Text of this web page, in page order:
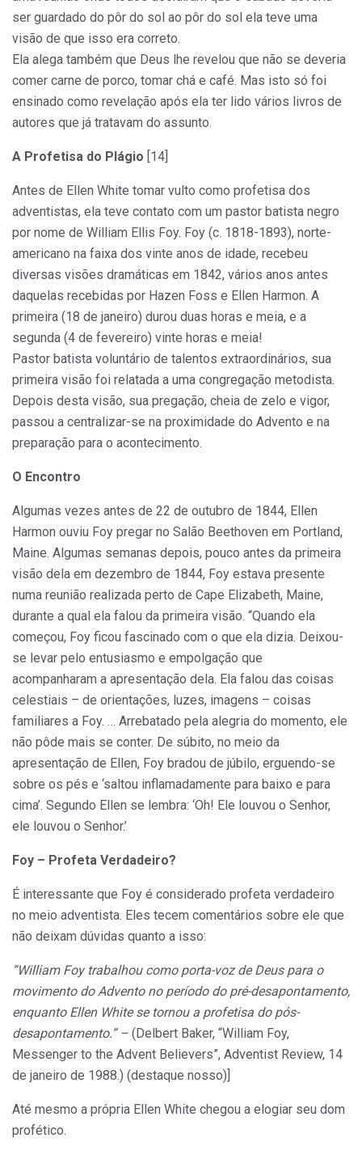
ser guardado do pôr do sol ao pôr do sol ela teve uma
visão de que isso era correto.
Ela alega também que Deus lhe revelou que não se deveria
comer carne de porco, tomar chá e café. Mas isto só foi
ensinado como revelação após ela ter lido vários livros de
autores que já tratavam do assunto.
A Profetisa do Plágio [14]
Antes de Ellen White tomar vulto como profetisa dos
adventistas, ela teve contato com um pastor batista negro
por nome de William Ellis Foy. Foy (c. 1818-1893), norte-
americano na faixa dos vinte anos de idade, recebeu
diversas visões dramáticas em 1842, vários anos antes
daquelas recebidas por Hazen Foss e Ellen Harmon. A
primeira (18 de janeiro) durou duas horas e meia, e a
segunda (4 de fevereiro) vinte horas e meia!
Pastor batista voluntário de talentos extraordinários, sua
primeira visão foi relatada a uma congregação metodista.
Depois desta visão, sua pregação, cheia de zelo e vigor,
passou a centralizar-se na proximidade do Advento e na
preparação para o acontecimento.
O Encontro
Algumas vezes antes de 22 de outubro de 1844, Ellen
Harmon ouviu Foy pregar no Salão Beethoven em Portland,
Maine. Algumas semanas depois, pouco antes da primeira
visão dela em dezembro de 1844, Foy estava presente
numa reunião realizada perto de Cape Elizabeth, Maine,
durante a qual ela falou da primeira visão. “Quando ela
começou, Foy ficou fascinado com o que ela dizia. Deixou-
se levar pelo entusiasmo e empolgação que
acompanharam a apresentação dela. Ela falou das coisas
celestiais – de orientações, luzes, imagens – coisas
familiares a Foy. … Arrebatado pela alegria do momento, ele
não pôde mais se conter. De súbito, no meio da
apresentação de Ellen, Foy bradou de júbilo, erguendo-se
sobre os pés e ‘saltou inflamadamente para baixo e para
cima’. Segundo Ellen se lembra: ‘Oh! Ele louvou o Senhor,
ele louvou o Senhor.’
Foy – Profeta Verdadeiro?
É interessante que Foy é considerado profeta verdadeiro
no meio adventista. Eles tecem comentários sobre ele que
não deixam dúvidas quanto a isso:
“William Foy trabalhou como porta-voz de Deus para o
movimento do Advento no período do pré-desapontamento,
enquanto Ellen White se tornou a profetisa do pós-
desapontamento.” – (Delbert Baker, “William Foy,
Messenger to the Advent Believers”, Adventist Review, 14
de janeiro de 1988.) (destaque nosso)]
Até mesmo a própria Ellen White chegou a elogiar seu dom
profético.